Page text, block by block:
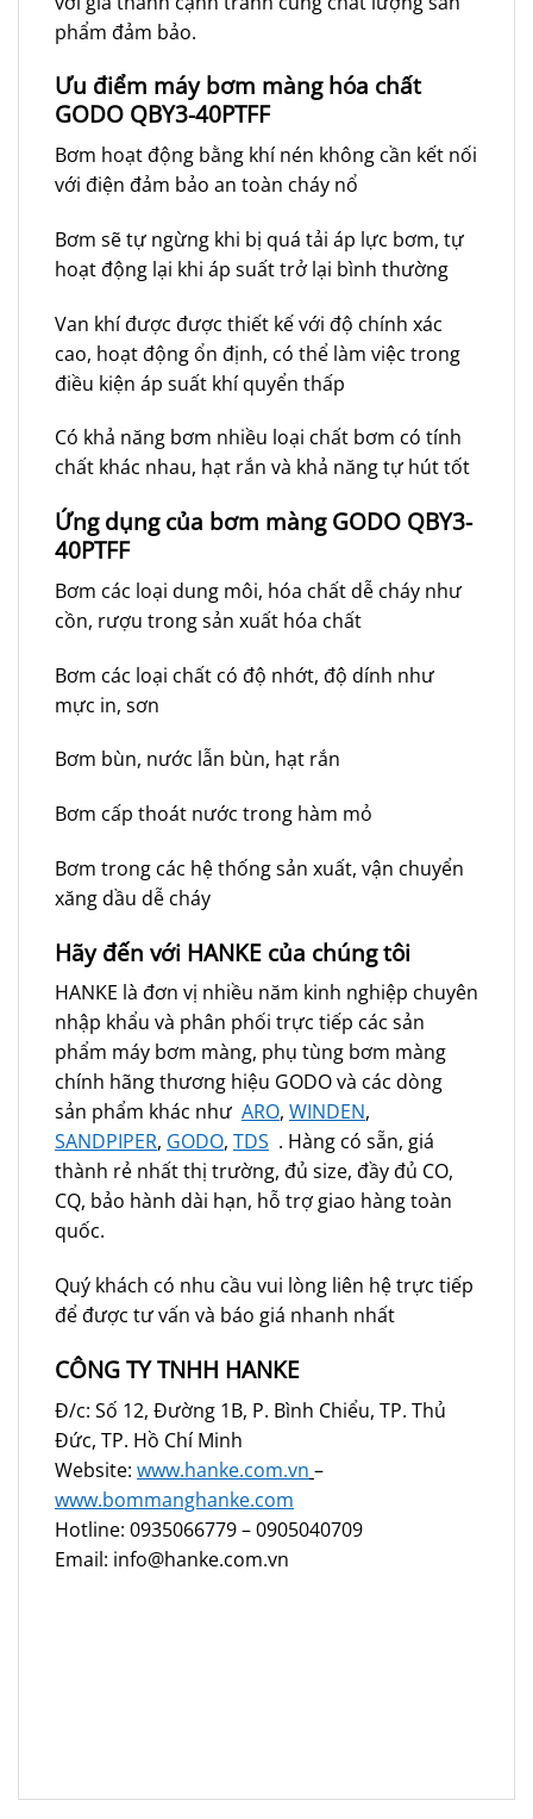
phẩm đảm bảo.
Ưu điểm máy bơm màng hóa chất
GODO QBY3-40PTFF
Bơm hoạt động bằng khí nén không cần kết nối
với điện đảm bảo an toàn cháy nổ
Bơm sẽ tự ngừng khi bị quá tải áp lực bơm, tự
hoạt động lại khi áp suất trở lại bình thường
Van khí được được thiết kế với độ chính xác
cao, hoạt động ổn định, có thể làm việc trong
điều kiện áp suất khí quyển thấp
Có khả năng bơm nhiều loại chất bơm có tính
chất khác nhau, hạt rắn và khả năng tự hút tốt
Ứng dụng của bơm màng GODO QBY3-
40PTFF
Bơm các loại dung môi, hóa chất dễ cháy như
cồn, rượu trong sản xuất hóa chất
Bơm các loại chất có độ nhớt, độ dính như
mực in, sơn
Bơm bùn, nước lẫn bùn, hạt rắn
Bơm cấp thoát nước trong hàm mỏ
Bơm trong các hệ thống sản xuất, vận chuyển
xăng dầu dễ cháy
Hãy đến với HANKE của chúng tôi
HANKE là đơn vị nhiều năm kinh nghiệp chuyên
nhập khẩu và phân phối trực tiếp các sản
phẩm máy bơm màng, phụ tùng bơm màng
chính hãng thương hiệu GODO và các dòng
sản phẩm khác như ARO, WINDEN,
SANDPIPER, GODO, TDS . Hàng có sẵn, giá
thành rẻ nhất thị trường, đủ size, đầy đủ CO,
CQ, bảo hành dài hạn, hỗ trợ giao hàng toàn
quốc.
Quý khách có nhu cầu vui lòng liên hệ trực tiếp
để được tư vấn và báo giá nhanh nhất
CÔNG TY TNHH HANKE
Đ/c: Số 12, Đường 1B, P. Bình Chiểu, TP. Thủ
Đức, TP. Hồ Chí Minh
Website: www.hanke.com.vn –
www.bommanghanke.com
Hotline: 0935066779 – 0905040709
Email: info@hanke.com.vn